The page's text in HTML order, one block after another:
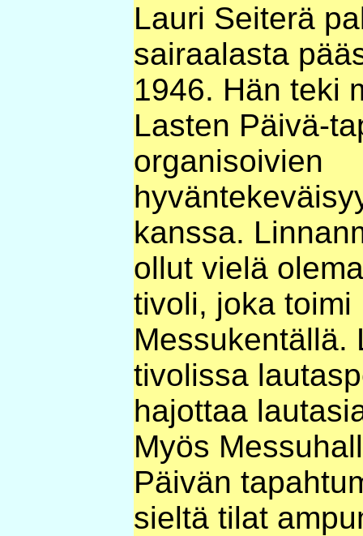
Lauri Seiterä
sairaalasta
1946. Hän teki
Lasten Päivä-
organisoivien
kanssa.
ollut vielä
tivoli, joka toimi
Messukentällä.
tivolissa
hajottaa
Myös
Päivän
sieltä tilat